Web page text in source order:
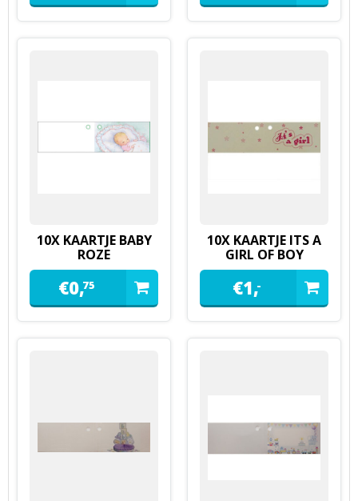
10X KAARTJE BABY
ROZE
€0,75
10X KAARTJE ITS A
GIRL OF BOY
€1,-